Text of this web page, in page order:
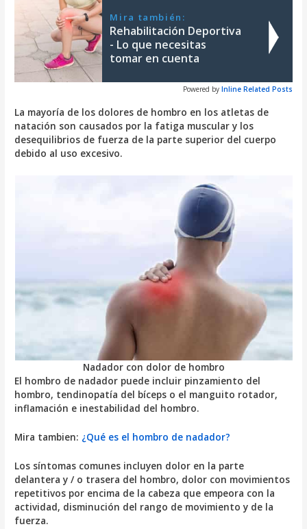
Mira también:
Rehabilitación Deportiva
- Lo que necesitas
tomar en cuenta
Powered by Inline Related Posts
La mayoría de los dolores de hombro en los atletas de
natación son causados ​​por la fatiga muscular y los
desequilibrios de fuerza de la parte superior del cuerpo
debido al uso excesivo.
Nadador con dolor de hombro
El hombro de nadador puede incluir pinzamiento del
hombro, tendinopatía del bíceps o el manguito rotador,
inflamación e inestabilidad del hombro.
Mira tambien: ¿Qué es el hombro de nadador?
Los síntomas comunes incluyen dolor en la parte
delantera y / o trasera del hombro, dolor con movimientos
repetitivos por encima de la cabeza que empeora con la
actividad, disminución del rango de movimiento y de la
fuerza.